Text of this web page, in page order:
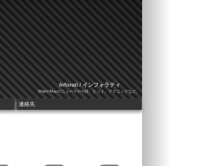
Inforati / インフォラティ
WebやMacのニュースや小技、ヒント、テクニックなど。
連絡先